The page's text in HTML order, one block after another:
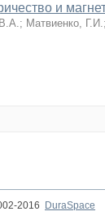
и
; Матвиенко, Г.И.;
2016
DuraSpace